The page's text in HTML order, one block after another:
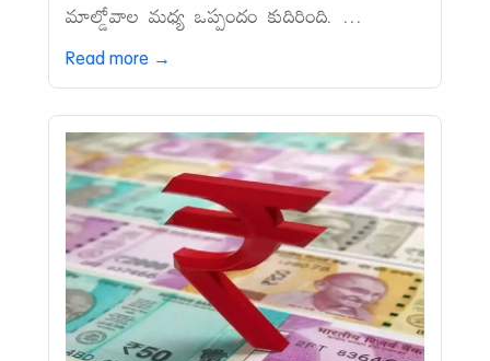
మాల్డోవాల మధ్య ఒప్పందం కుదిరింది. ...
Read more →